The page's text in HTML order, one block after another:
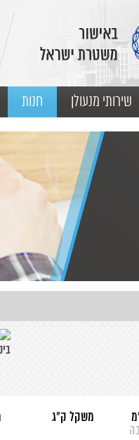
שירותי מנעולן חנות
משקל ק"ג